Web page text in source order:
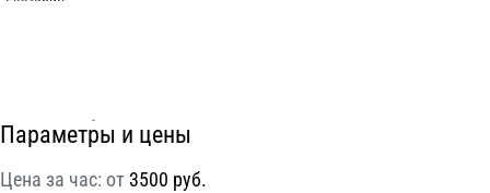
Параметры и цены
Цена за час: от 3500 руб.